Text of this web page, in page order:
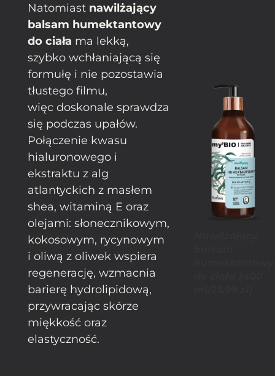
Natomiast nawilżający
balsam humektantowy
do ciała ma lekką,
szybko wchłaniającą się
formułę i nie pozostawia
tłustego filmu,
więc doskonale sprawdza
się podczas upałów.
Połączenie kwasu
hialuronowego i
ekstraktu z alg
atlantyckich z masłem
shea, witaminą E oraz
olejami: słonecznikowym,
kokosowym, rycynowym
i oliwą z oliwek wspiera
regenerację, wzmacnia
barierę hydrolipidową,
przywracając skórze
miękkość oraz
elastyczność.